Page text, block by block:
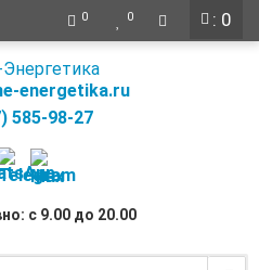
: 0
0 0
energetika.ru
585-98-27
с 9.00 до 20.00